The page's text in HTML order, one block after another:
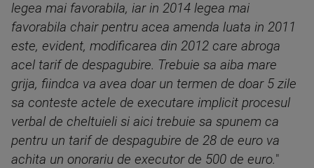
legea mai favorabila, iar in 2014 legea mai
favorabila chair pentru acea amenda luata in 2011
este, evident, modificarea din 2012 care abroga
acel tarif de despagubire. Trebuie sa aiba mare
grija, fiindca va avea doar un termen de doar 5 zile
sa conteste actele de executare implicit procesul
verbal de cheltuieli si aici trebuie sa spunem ca
pentru un tarif de despagubire de 28 de euro va
achita un onorariu de executor de 500 de euro."